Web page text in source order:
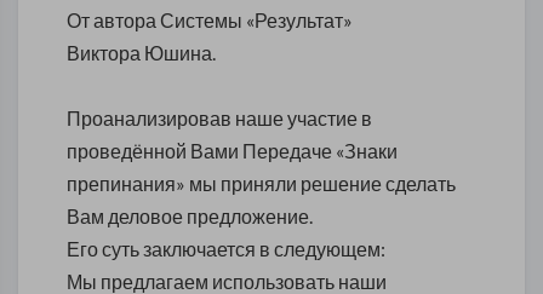
От автора Системы «Результат»
Виктора Юшина.
Проанализировав наше участие в
проведённой Вами Передаче «Знаки
препинания» мы приняли решение сделать
Вам деловое предложение.
Его суть заключается в следующем:
Мы предлагаем использовать наши